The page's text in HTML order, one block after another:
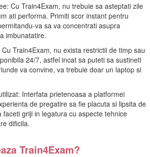
Cu Train4Exam, nu trebuie sa asteptati zile
ati performa. Primiti scor instant pentru
va sa va concentrati asupra
imbunatatire.
Train4Exam, nu exista restrictii de timp sau
24/7, astfel incat sa puteti sa sustineti
va convine, va trebuie doar un laptop si
Interfata prietenoasa a platformei
de pregatire sa fie placuta si lipsita de
faceti griji in legatura cu aspecte tehnice
dificila.
Train4Exam?